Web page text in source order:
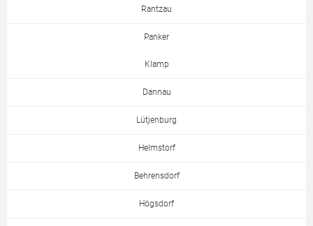
Rantzau
Panker
Klamp
Dannau
Lütjenburg
Helmstorf
Behrensdorf
Högsdorf